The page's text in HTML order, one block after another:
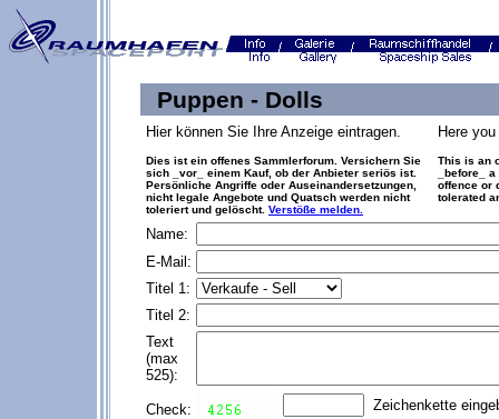
Puppen - Dolls
Hier können Sie Ihre Anzeige eintragen.
Dies ist ein offenes Sammlerforum. Versichern Sie
sich _vor_ einem Kauf, ob der Anbieter seriös ist.
Persönliche Angriffe oder Auseinandersetzungen,
nicht legale Angebote und Quatsch werden nicht
toleriert und gelöscht. Verstöße melden.
Here
This is an
_before_
offence or
tolerated
Name:
E-Mail:
Titel 1:
Titel 2:
Text
(max
525):
Check: Zeichenkette